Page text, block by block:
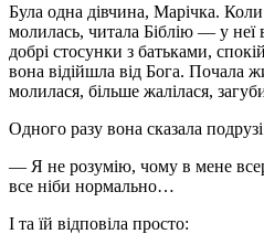
Була одна дівчина, Марічка.
молилась, читала Біблію — у неї
добрі стосунки з батьками,
вона відійшла від Бога. Почала
молилася, більше жалілася,
Одного разу вона сказала
— Я не розумію, чому в мене
все ніби нормально…
І та їй відповіла просто: